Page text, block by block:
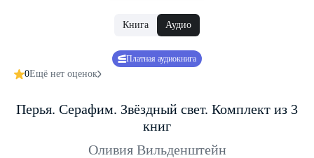
Книга Аудио
Платная аудиокнига
0Ещё нет оценок
Перья. Серафим. Звёздный свет. Комплект из 3
книг
Оливия Вильденштейн